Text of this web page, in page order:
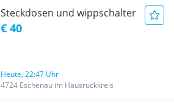
Steckdosen und wippschalter
€ 40
Heute, 22:47 Uhr
4724 Eschenau im Hausruckkreis